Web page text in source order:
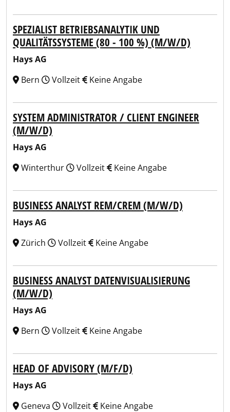
SPEZIALIST BETRIEBSANALYTIK UND
QUALITÄTSSYSTEME (80 - 100 %) (M/W/D)
Hays AG
Bern
Vollzeit Keine Angabe
SYSTEM ADMINISTRATOR / CLIENT ENGINEER
(M/W/D)
Hays AG
Winterthur
Vollzeit Keine Angabe
BUSINESS ANALYST REM/CREM (M/W/D)
Hays AG
Zürich
Vollzeit Keine Angabe
BUSINESS ANALYST DATENVISUALISIERUNG
(M/W/D)
Hays AG
Bern
Vollzeit Keine Angabe
HEAD OF ADVISORY (M/F/D)
Hays AG
Geneva
Vollzeit Keine Angabe